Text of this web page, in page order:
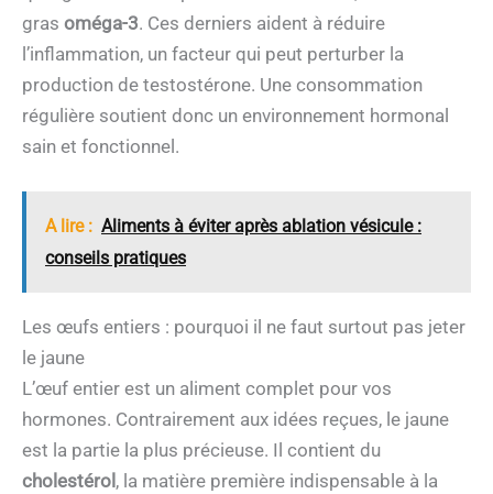
gras oméga-3. Ces derniers aident à réduire
l’inflammation, un facteur qui peut perturber la
production de testostérone. Une consommation
régulière soutient donc un environnement hormonal
sain et fonctionnel.
A lire : Aliments à éviter après ablation vésicule :
conseils pratiques
Les œufs entiers : pourquoi il ne faut surtout pas jeter
le jaune
L’œuf entier est un aliment complet pour vos
hormones. Contrairement aux idées reçues, le jaune
est la partie la plus précieuse. Il contient du
cholestérol , la matière première indispensable à la